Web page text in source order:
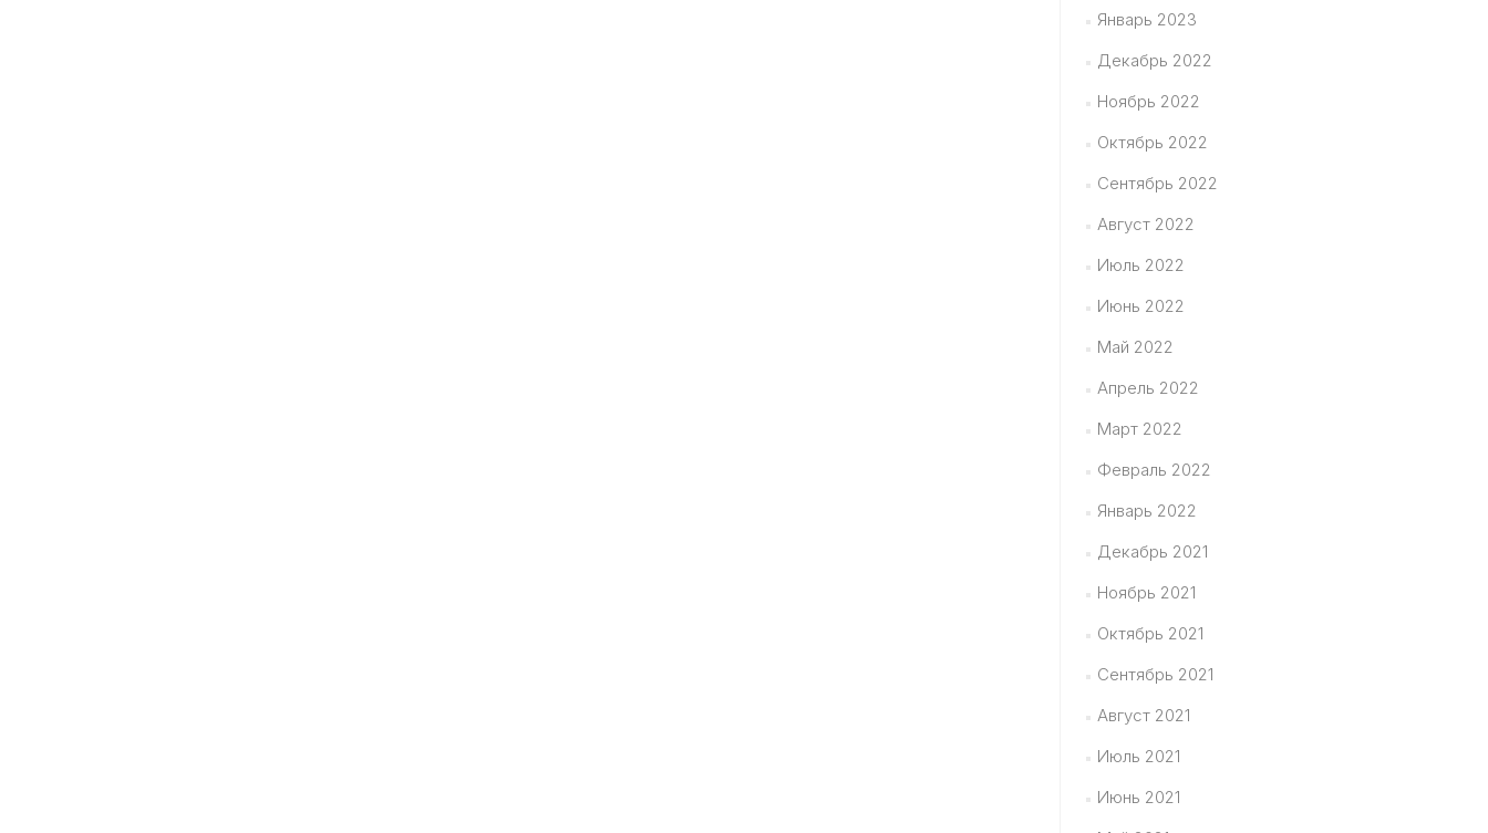
Январь 2023
Декабрь 2022
Ноябрь 2022
Октябрь 2022
Сентябрь 2022
Август 2022
Июль 2022
Июнь 2022
Май 2022
Апрель 2022
Март 2022
Февраль 2022
Январь 2022
Декабрь 2021
Ноябрь 2021
Октябрь 2021
Сентябрь 2021
Август 2021
Июль 2021
Июнь 2021